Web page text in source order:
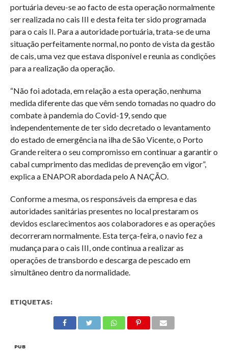
portuária deveu-se ao facto de esta operação normalmente
ser realizada no cais III e desta feita ter sido programada
para o cais II. Para a autoridade portuária, trata-se de uma
situação perfeitamente normal, no ponto de vista da gestão
de cais, uma vez que estava disponível e reunia as condições
para a realização da operação.
“Não foi adotada, em relação a esta operação, nenhuma
medida diferente das que vêm sendo tomadas no quadro do
combate à pandemia do Covid-19, sendo que
independentemente de ter sido decretado o levantamento
do estado de emergência na ilha de São Vicente, o Porto
Grande reitera o seu compromisso em continuar a garantir o
cabal cumprimento das medidas de prevenção em vigor”,
explica a ENAPOR abordada pelo A NAÇÃO.
Conforme a mesma, os responsáveis da empresa e das
autoridades sanitárias presentes no local prestaram os
devidos esclarecimentos aos colaboradores e as operações
decorreram normalmente. Esta terça-feira, o navio fez a
mudança para o cais III, onde continua a realizar as
operações de transbordo e descarga de pescado em
simultâneo dentro da normalidade.
ETIQUETAS:
PUB